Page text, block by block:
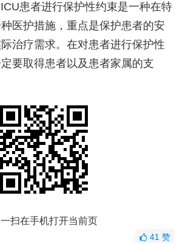
患者进行保护性约束是一种在特
医护措施，重点是保护患者的安
治疗需求。在对患者进行保护性
要取得患者以及患者家属的支
扫在手机打开当前页
41赞